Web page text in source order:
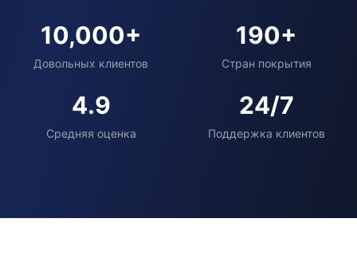
10,000+
Довольных клиентов
190+
Стран покрытия
4.9
Средняя оценка
24/7
Поддержка клиентов